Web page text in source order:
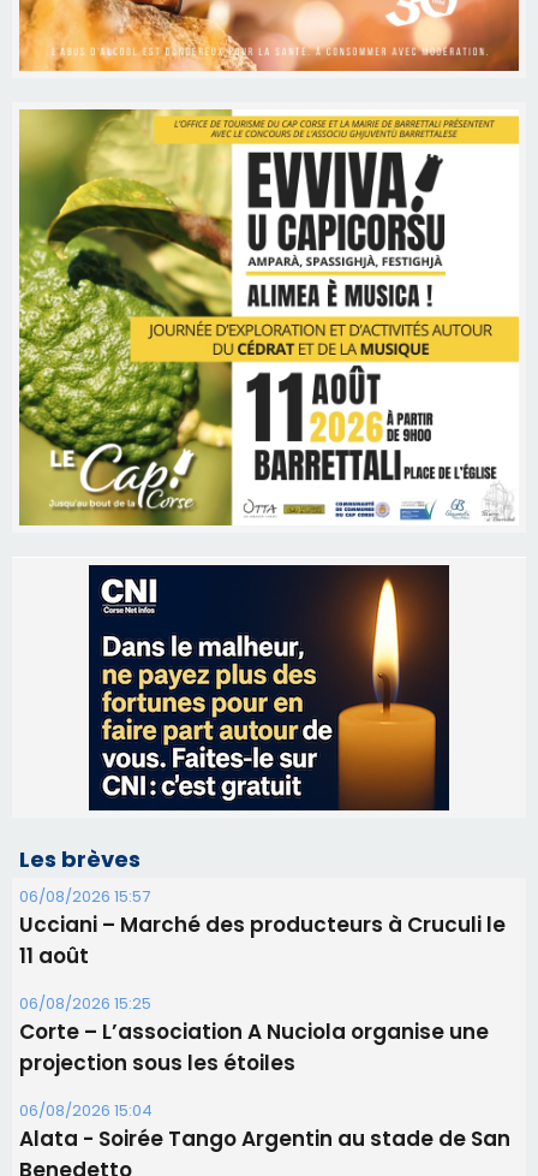
Les brèves
06/08/2026 15:57
Ucciani – Marché des producteurs à Cruculi le
06/08/2026 15:25
Corte – L’association A Nuciola organise une
06/08/2026 15:04
Alata - Soirée Tango Argentin au stade de San
Benedetto
05/08/2026 09:53
Biguglia : messe de la Sainte-Marie et
procession le 14 août
31/07/2026 08:24
Tennis - Début ce week-end du tournoi du
RCPV